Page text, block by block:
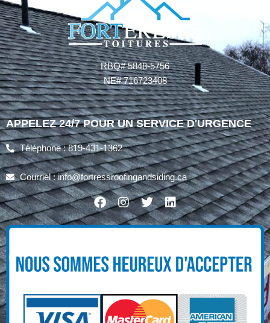
RBQ# 5848-5756
NE# 716723408
APPELEZ 24/7 POUR UN SERVICE D'URGENCE
Téléphone : 819-431-1362
Courriel : info@fortressroofingandsiding.ca